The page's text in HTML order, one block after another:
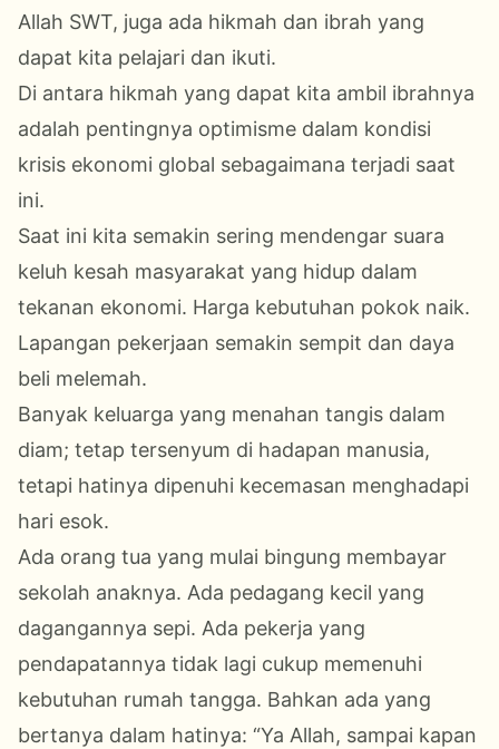
Allah SWT, juga ada hikmah dan ibrah yang
dapat kita pelajari dan ikuti.
Di antara hikmah yang dapat kita ambil ibrahnya
adalah pentingnya optimisme dalam kondisi
krisis ekonomi global sebagaimana terjadi saat
ini.
Saat ini kita semakin sering mendengar suara
keluh kesah masyarakat yang hidup dalam
tekanan ekonomi. Harga kebutuhan pokok naik.
Lapangan pekerjaan semakin sempit dan daya
beli melemah.
Banyak keluarga yang menahan tangis dalam
diam; tetap tersenyum di hadapan manusia,
tetapi hatinya dipenuhi kecemasan menghadapi
hari esok.
Ada orang tua yang mulai bingung membayar
sekolah anaknya. Ada pedagang kecil yang
dagangannya sepi. Ada pekerja yang
pendapatannya tidak lagi cukup memenuhi
kebutuhan rumah tangga. Bahkan ada yang
bertanya dalam hatinya: “Ya Allah, sampai kapan